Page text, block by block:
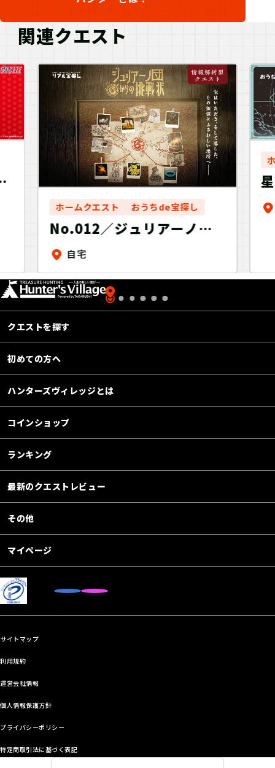
関連クエスト
ホームクエスト おうちde宝探し
No.012／ジュリアーノ団
からの挑戦状
自宅
クエストを探す
初めての方へ
ハンターズヴィレッジとは
コインショップ
ランキング
最新のクエストレビュー
その他
マイページ
サイトマップ
利用規約
運営会社情報
個人情報保護方針
プライバシーポリシー
特定商取引法に基づく表記